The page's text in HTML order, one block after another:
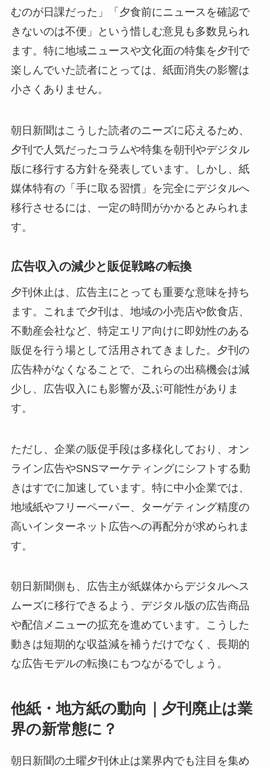
むのが日課だった」「夕食前にニュースを確認で
きないのは不便」という惜しむ意見も多数見られ
ます。特に地域ニュースや文化面の特集を夕刊で
楽しんでいた読者にとっては、紙面消失の影響は
小さくありません。
朝日新聞はこうした読者のニーズに応えるため、
夕刊で人気だったコラムや特集を朝刊やデジタル
版に移行する方針を発表しています。しかし、紙
媒体特有の「手に取る習慣」を完全にデジタルへ
移行させるには、一定の時間がかかるとみられま
す。
広告収入の減少と販促戦略の転換
夕刊休止は、広告主にとっても重要な意味を持ち
ます。これまで夕刊は、地域の小売店や飲食店、
不動産会社など、特定エリア向けに即効性のある
販促を行う場として活用されてきました。夕刊の
広告枠がなくなることで、これらの出稿機会は減
少し、広告収入にも影響が及ぶ可能性がありま
す。
ただし、企業の販促手段は多様化しており、オン
ライン広告やSNSマーケティングにシフトする動
きはすでに加速しています。特に中小企業では、
地域紙やフリーペーパー、ターゲティング精度の
高いインターネット広告への再配分が求められま
す。
朝日新聞側も、広告主が紙媒体からデジタルへス
ムーズに移行できるよう、デジタル版の広告商品
や配信メニューの拡充を進めています。こうした
動きは短期的な収益減を補うだけでなく、長期的
な広告モデルの転換にもつながるでしょう。
他紙・地方紙の動向｜夕刊廃止は業
界の新常態に？
朝日新聞の土曜夕刊休止は業界内でも注目を集め